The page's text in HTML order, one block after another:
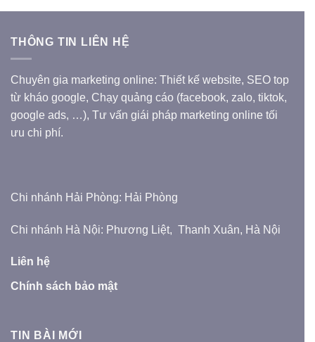
THÔNG TIN LIÊN HỆ
Chuyên gia marketing online: Thiết kế website, SEO top
từ kháo google, Chạy quảng cáo (facebook, zalo, tiktok,
google ads, …), Tư vấn giái pháp marketing online tối
ưu chi phí.
Chi nhánh Hải Phòng: Hải Phòng
Chi nhánh Hà Nội: Phương Liệt, Thanh Xuân, Hà Nội
Liên hệ
Chính sách bảo mật
TIN BÀI MỚI